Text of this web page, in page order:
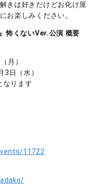
きは好きだけどお化け屋
お楽しみください。
怖くないVer.公演 概要
月）
日（水）
なります
11722